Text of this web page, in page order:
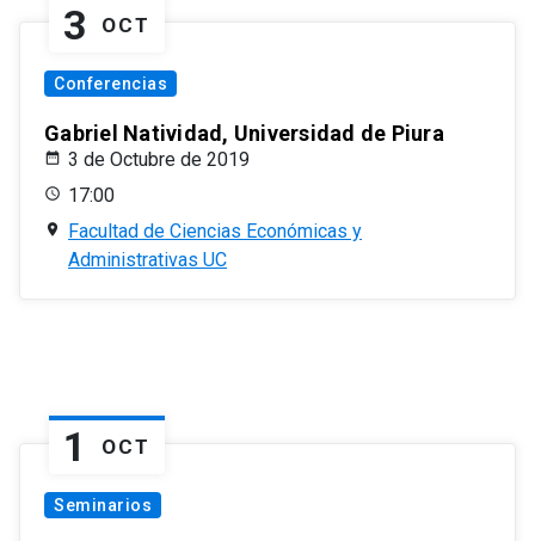
3 OCT
Conferencias
Gabriel Natividad, Universidad de Piura
3 de Octubre de 2019
17:00
Facultad de Ciencias Económicas y
Administrativas UC
1 OCT
Seminarios